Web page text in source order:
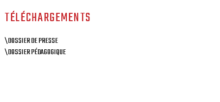
TÉLÉCHARGEMENTS
\DOSSIER DE PRESSE
\DOSSIER PÉDAGOGIQUE